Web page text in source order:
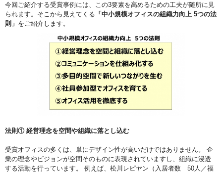
今回ご紹介する受賞事例には、この3要素を高めるための工夫が随所に見
られます。そこから見えてくる 「中小規模オフィスの組織力向上 5つの法
則」 をご紹介します。
法則① 経営理念を空間や組織に落とし込む
受賞オフィスの多くは、単にデザイン性が高いだけではありません。 企
業の理念やビジョンが空間そのものに表現されていますし、組織に浸透
する活動を行っています。 例えば、松川レピヤン（入居者数 50人／福